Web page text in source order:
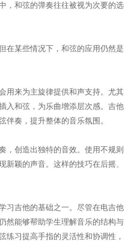
，和弦的弹奏往往被视为次要的选
在某些情况下，和弦的应用仍然是
用来为主旋律提供和声支持。尤其
入和弦，为乐曲增添层次感。吉他
伴奏，提升整体的音乐氛围。
，创造出独特的音效。使用不规则
新颖的声音。这样的技巧在后摇、
习吉他的基础之一。尽管在电吉他
然能够帮助学生理解音乐的结构与
练习提高手指的灵活性和协调性，